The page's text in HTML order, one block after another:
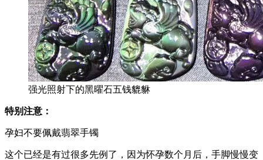
强光照射下的黑曜石五钱貔貅
特别注意：
孕妇不要佩戴翡翠手镯
这个已经是有过很多先例了，因为怀孕数个月后，手脚慢慢变